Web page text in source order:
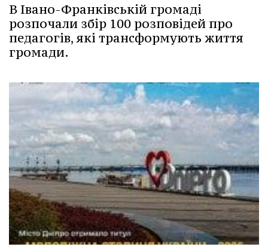
В Івано-Франківській громаді
розпочали збір 100 розповідей про
педагогів, які трансформують життя
громади.